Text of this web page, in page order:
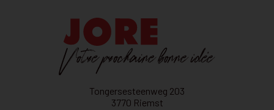
Tongersesteenweg 203
3770 Riemst